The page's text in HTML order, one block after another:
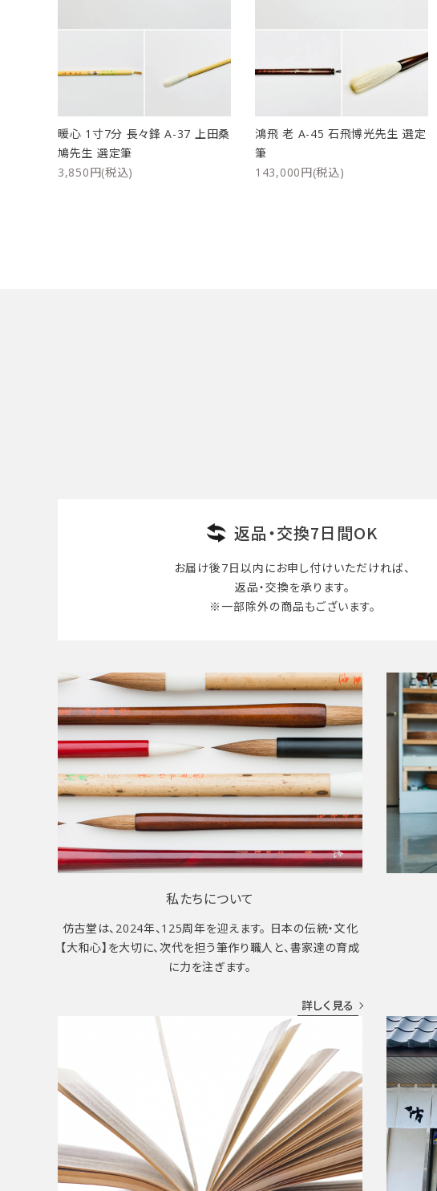
暖心 1寸7分 長々鋒 A-37 上田桑
鳩先生 選定筆
3,850円(税込)
鴻飛 老 A-45 石飛博光先生 選定
筆
143,000円(税込)
返品・交換7日間OK
お届け後7日以内にお申し付けいただければ、
返品・交換を承ります。
※一部除外の商品もございます。
私たちについて
仿古堂は、2024年、125周年を迎えます。 日本の伝統・文化
【大和心】を大切に、次代を担う筆作り職人と、書家達の育成
に力を注ぎます。
詳しく見る